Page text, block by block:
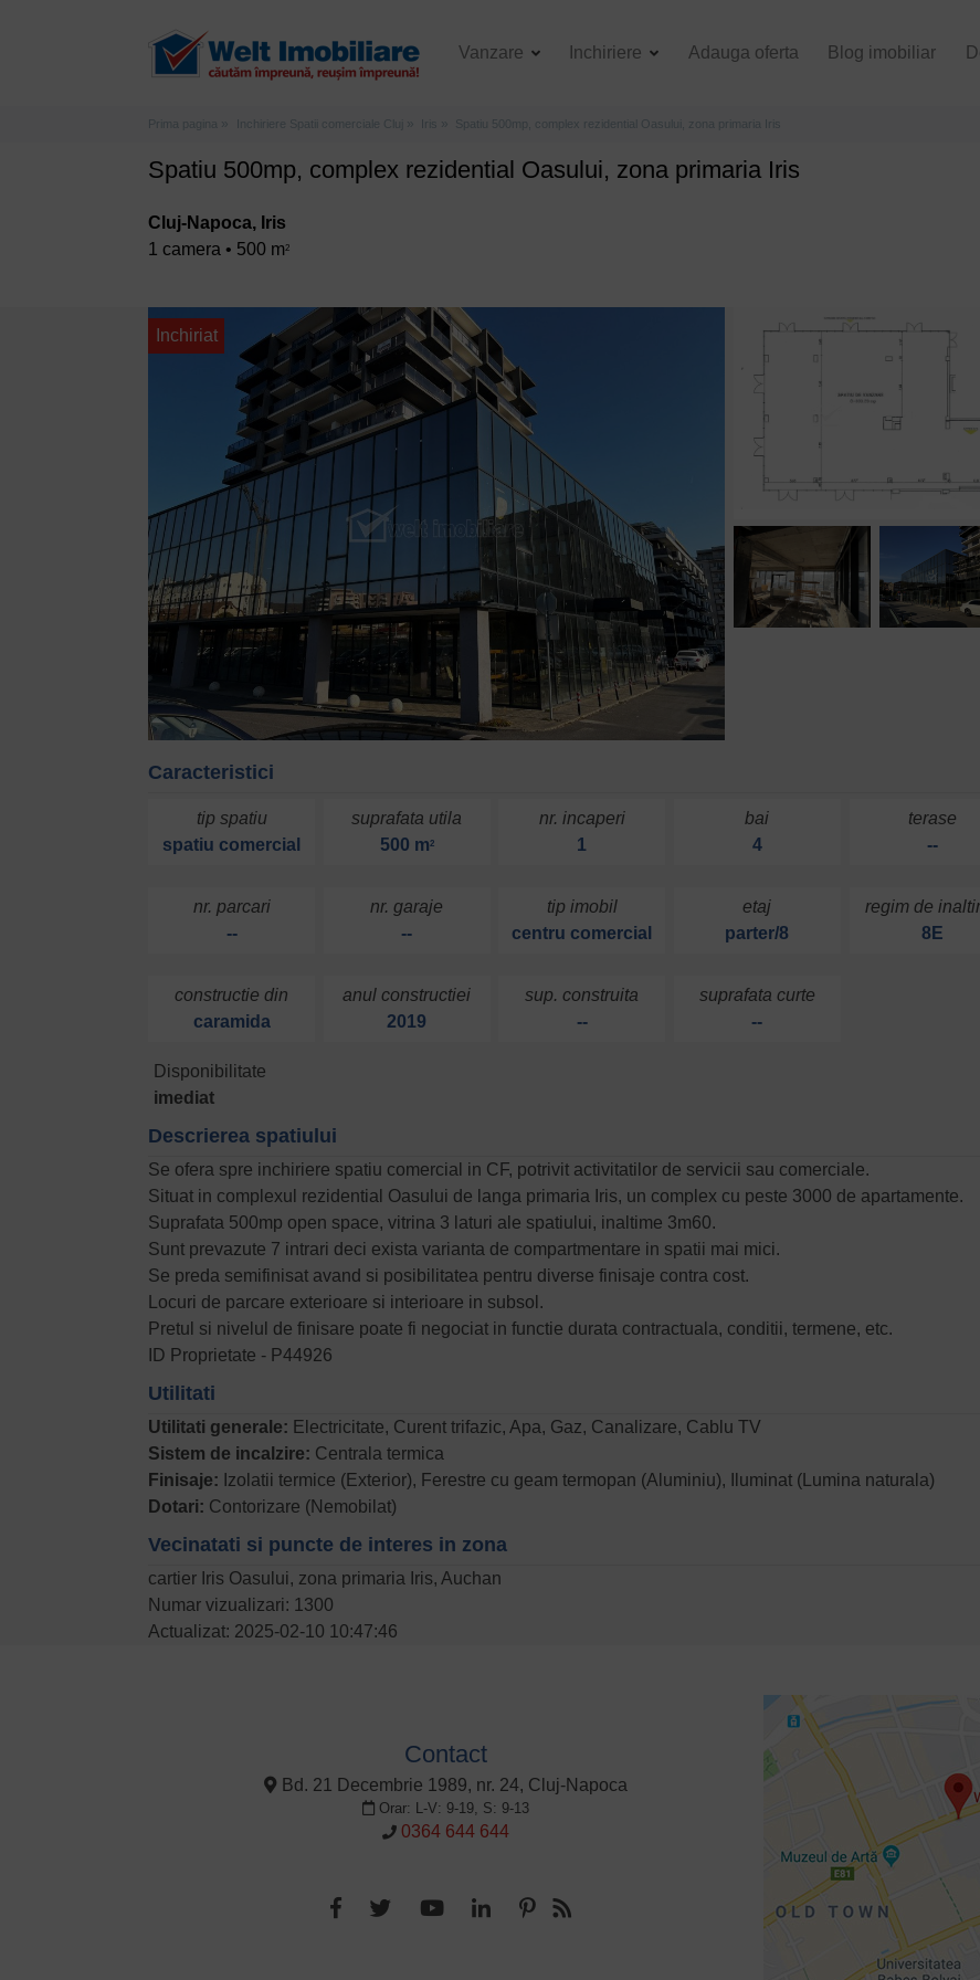
Vanzare Inchiriere Adauga oferta Blog imobiliar
Prima pagina Inchiriere Spatii comerciale Cluj Iris Spatiu 500mp, complex rezidential Oasului, zona primaria Iris
Spatiu 500mp, complex rezidential Oasului, zona primaria Iris
Cluj-Napoca, Iris
1 camera • 500 m2
Inchiriat
Caracteristici
tip spatiu
spatiu comercial
suprafata utila
500 m2
nr. incaperi
1
bai
4
terase
--
nr. parcari
--
nr. garaje
--
tip imobil
centru comercial
etaj
parter/8
regim de
8E
constructie din
caramida
anul constructiei
2019
sup. construita
--
suprafata curte
--
Disponibilitate
imediat
Descrierea spatiului
Se ofera spre inchiriere spatiu comercial in CF, potrivit activitatilor de servicii sau comerciale.
Situat in complexul rezidential Oasului de langa primaria Iris, un complex cu peste 3000 de apartamente.
Suprafata 500mp open space, vitrina 3 laturi ale spatiului, inaltime 3m60.
Sunt prevazute 7 intrari deci exista varianta de compartmentare in spatii mai mici.
Se preda semifinisat avand si posibilitatea pentru diverse finisaje contra cost.
Locuri de parcare exterioare si interioare in subsol.
Pretul si nivelul de finisare poate fi negociat in functie durata contractuala, conditii, termene, etc.
ID Proprietate - P44926
Utilitati
Utilitati generale: Electricitate, Curent trifazic, Apa, Gaz, Canalizare, Cablu TV
Sistem de incalzire: Centrala termica
Finisaje: Izolatii termice (Exterior), Ferestre cu geam termopan (Aluminiu), Iluminat (Lumina naturala)
Dotari: Contorizare (Nemobilat)
Vecinatati si puncte de interes in zona
cartier Iris Oasului, zona primaria Iris, Auchan
Numar vizualizari: 1300
Actualizat: 2025-02-10 10:47:46
Contact
Bd. 21 Decembrie 1989, nr. 24, Cluj-Napoca
Orar: L-V: 9-19, S: 9-13
0364 644 644